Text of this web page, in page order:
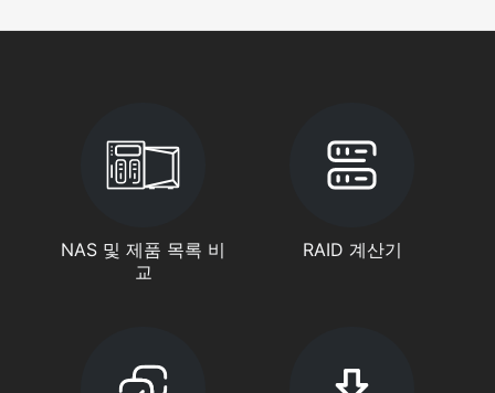
NAS 및 제품 목록 비
교
RAID 계산기